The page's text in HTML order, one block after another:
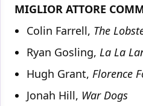
MIGLIOR ATTORE
Colin Farrell, The
Ryan Gosling, La La
Hugh Grant, Florence
Jonah Hill, War Dogs